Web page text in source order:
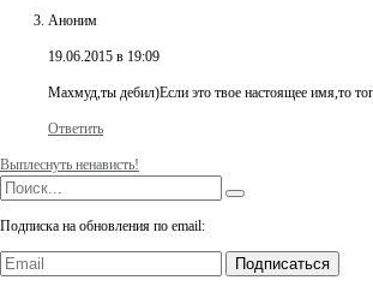
Аноним
19.06.2015 в 19:09
Махмуд,ты дебил)Если это твое настоящее имя,то
Ответить
Выплеснуть ненависть!
Подписка на обновления по email:
Подписаться